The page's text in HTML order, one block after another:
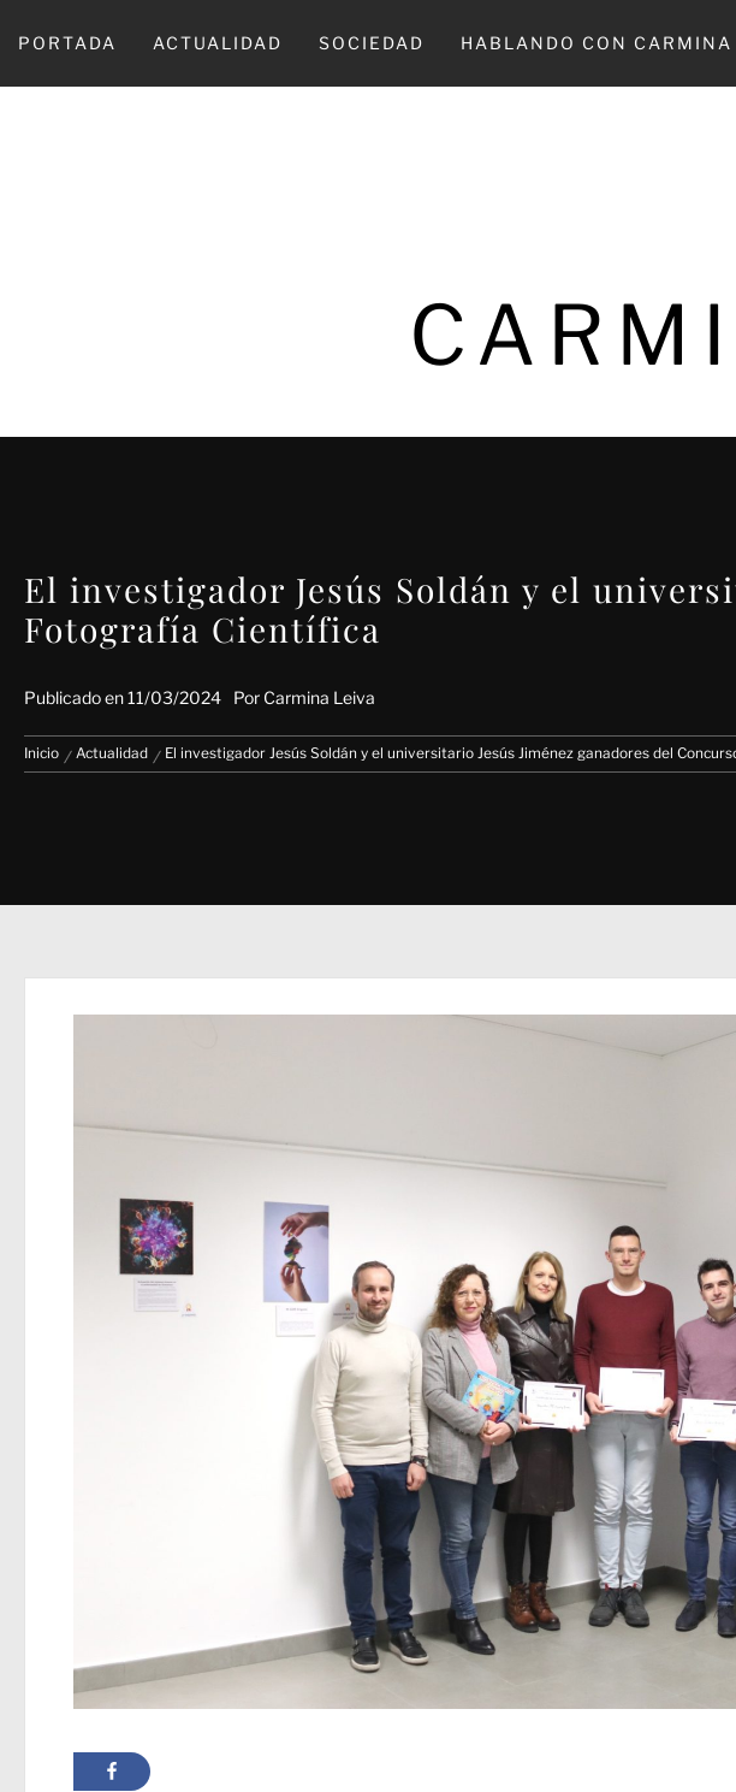
PORTADA ACTUALIDAD SOCIEDAD HABLANDO CON CARMINA
El investigador Jesús Soldán y el
Fotografía Científica
Publicado en11/03/2024 Por Carmina Leiva
Inicio Actualidad El investigador Jesús Soldán y el universitario Jesús Jiménez ganadores del